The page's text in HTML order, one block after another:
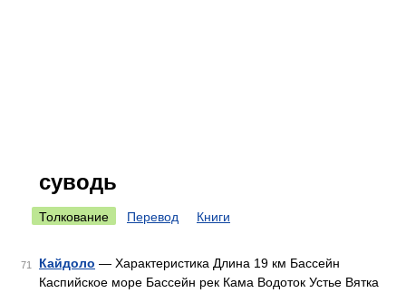
суводь
Толкование Перевод Книги
71 Кайдоло — Характеристика Длина 19 км Бассейн
Каспийское море Бассейн рек Кама Водоток Устье Вятка